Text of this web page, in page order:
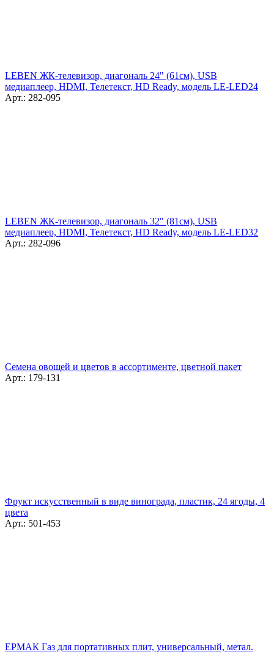
LEBEN ЖК-телевизор, диагональ 24" (61см), USB
медиаплеер, HDMI, Телетекст, HD Ready, модель LE-LED24
Арт.: 282-095
LEBEN ЖК-телевизор, диагональ 32" (81см), USB
медиаплеер, HDMI, Телетекст, HD Ready, модель LE-LED32
Арт.: 282-096
Семена овощей и цветов в ассортименте, цветной пакет
Арт.: 179-131
Фрукт искусственный в виде винограда, пластик, 24 ягоды, 4
цвета
Арт.: 501-453
ЕРМАК Газ для портативных плит, универсальный, метал.